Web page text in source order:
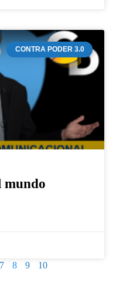
CONTRA PODER 3.0
mundo
7 8 9 10